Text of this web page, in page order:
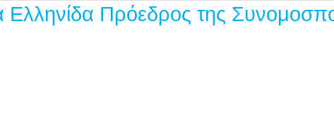
Πρόεδρος της